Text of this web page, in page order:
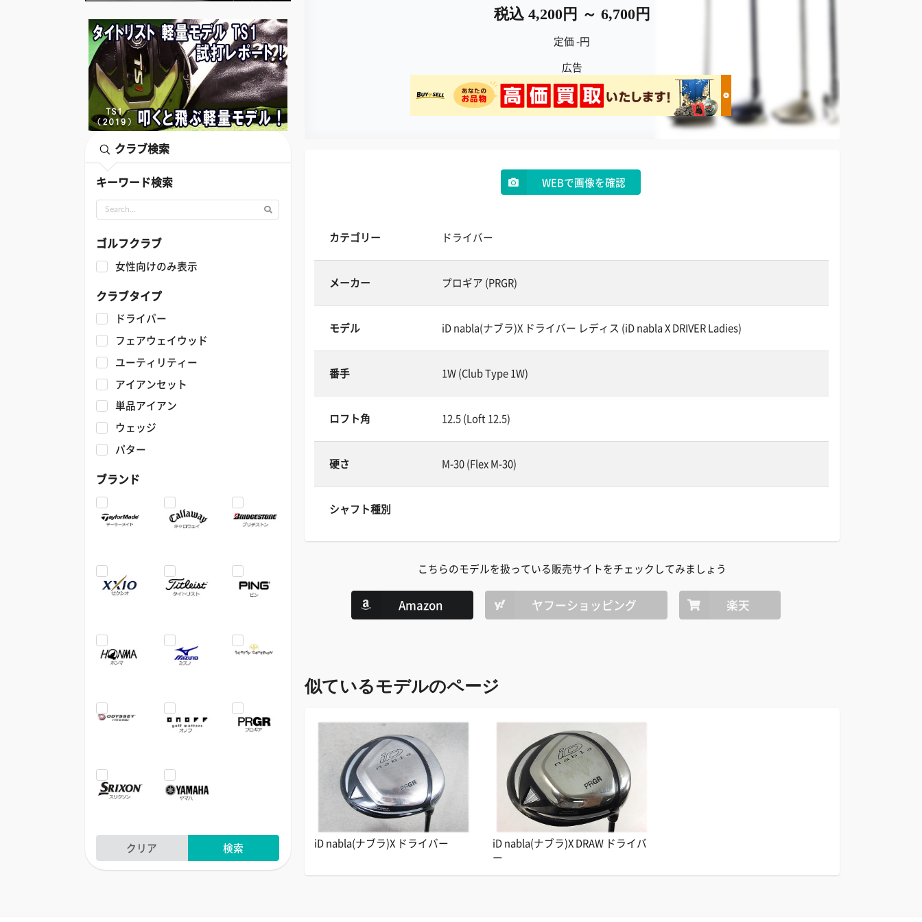
クラブ検索
キーワード検索
ゴルフクラブ
女性向けのみ表示
クラブタイプ
ドライバー
フェアウェイウッド
ユーティリティー
アイアンセット
単品アイアン
ウェッジ
パター
ブランド
クリア 検索
税込 4,200円 ～ 6,700円
定価 -円
広告
WEBで画像を確認
カテゴリー ドライバー
メーカー プロギア (PRGR)
モデル iD nabla(ナブラ)X ドライバー レディス (iD nabla X DRIVER Ladies)
番手 1W (Club Type 1W)
ロフト角 12.5 (Loft 12.5)
硬さ M-30 (Flex M-30)
シャフト種別
こちらのモデルを扱っている販売サイトをチェックしてみましょう
Amazon ヤフーショッピング 楽天
似ているモデルのページ
iD nabla(ナブラ)X ドライバー
iD nabla(ナブラ)X DRAW ドライバ
ー